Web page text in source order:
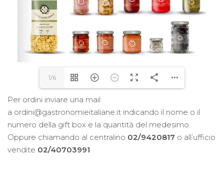
1/6
Per ordini inviare una mail
a ordini@gastronomieitaliane.it indicando il nome o il
numero della gift box e la quantità del medesimo.
Oppure chiamando al centralino 02/9420817 o all’ufficio
vendite 02/40703991